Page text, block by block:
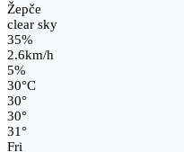
Žepče
clear sky
35%
2.6km/h
5%
30°C
30°
30°
31°
Fri